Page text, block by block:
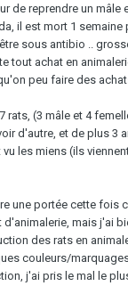
de reprendre un mâle
il est mort 1
sous antibio ..
tout achat en
peu faire des
rats, (3 mâle et 4
d'autre, et de plus 3
les miens (ils
une portée cette fois
d'animalerie, mais j'ai
des rats en
couleurs/
j'ai pris le mal le